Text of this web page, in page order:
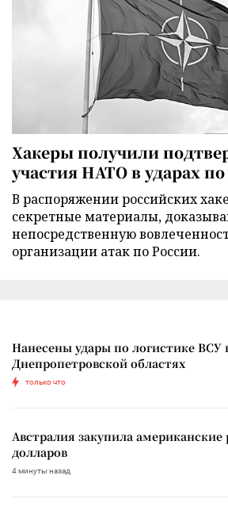
Хакеры получили
участия НАТО в ударах
В распоряжении российских
секретные материалы,
непосредственную
организации атак по России.
Нанесены удары по логистике ВСУ
Днепропетровской областях
только что
Австралия закупила
долларов
4 минуты назад